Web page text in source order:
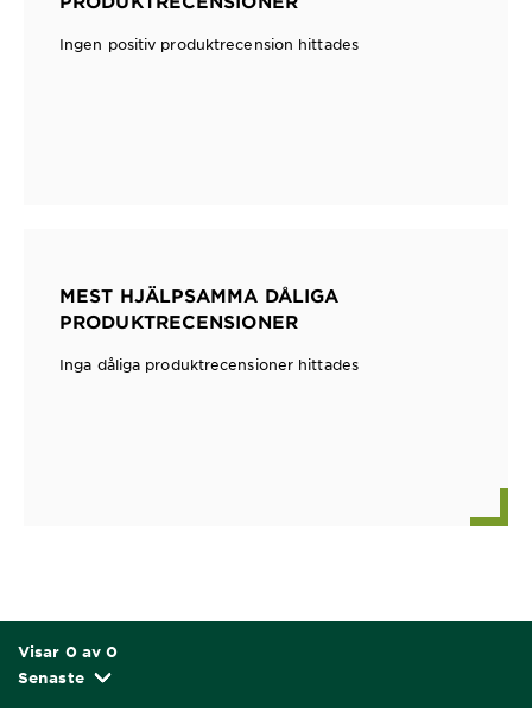
Ingen positiv produktrecension hittades
MEST HJÄLPSAMMA DÅLIGA
PRODUKTRECENSIONER
Inga dåliga produktrecensioner hittades
Visar 0 av 0
Senaste